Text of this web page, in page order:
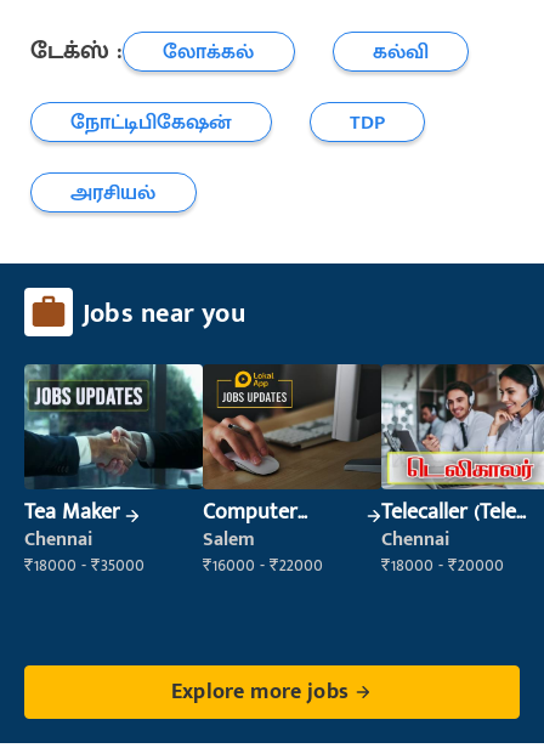
டேக்ஸ் : லோக்கல்
கல்வி
நோட்டிபிகேஷன்
TDP
அரசியல்
Jobs near you
Tea Maker
Chennai
₹18000 - ₹35000
Computer
Operator
Salem
₹16000 - ₹22000
Telecaller (Tele
Sales)
Chennai
₹18000 - ₹20000
Explore more jobs